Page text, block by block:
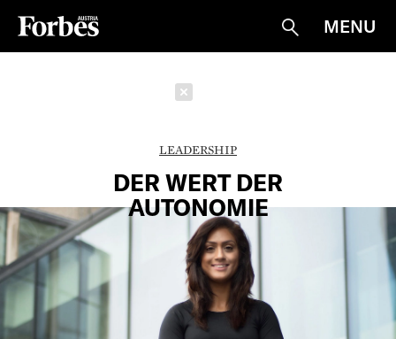
Suche
MENU
LEADERSHIP
DER WERT DER
AUTONOMIE